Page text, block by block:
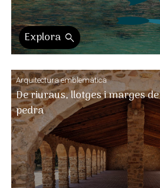
Explora search
Arquitectura emblemàtica
De riuraus, llotges i marges de
pedra